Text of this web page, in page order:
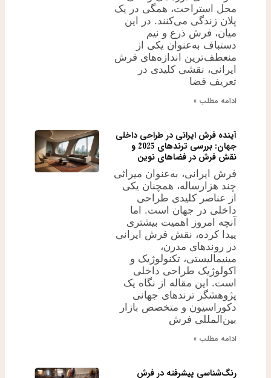
محل استراحت، همگی در یک
پلان زندگی می‌کنند. در این
میان، فرش ذرع و نیم
دستباف به‌عنوان یکی از
منعطف‌ترین اندازه‌های فرش
ایرانی، نقشی کلیدی در
تعریف فضا
ادامه مطلب »
آینده فرش ایرانی در طراحی داخلی
جهان: بررسی ترندهای 2025 و
نقش فرش در فضاهای نوین
فرش ایرانی، به‌عنوان میراثی
چند هزارساله، همچنان یکی
از عناصر کلیدی طراحی
داخلی در جهان است. اما
آنچه امروز اهمیت بیشتری
پیدا کرده، نقش فرش ایرانی
در روندهای مدرن،
مینیمالیستی، تکنولوژیک و
اکولوژیک طراحی داخلی
است. این مقاله از نگاه یک
پژوهشگر ترندهای جهانی
دکوراسیون و متخصص بازار
بین‌المللی فرش
ادامه مطلب »
رنگ‌شناسی پیشرفته در فرش